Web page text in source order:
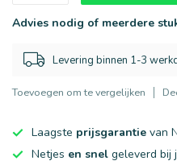
Advies nodig of meerdere
Levering binnen 1-3
Toevoegen om te vergelijken
Laagste prijsgarantie van
Netjes en snel geleverd bij